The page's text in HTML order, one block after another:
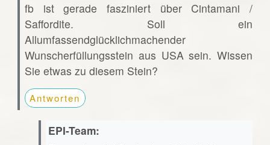
fb ist gerade fasziniert über Cintamani /
Saffordite. Soll ein
Allumfassendglücklichmachender
Wunscherfüllungsstein aus USA sein. Wissen
Sie etwas zu diesem Stein?
Antworten
EPI-Team: